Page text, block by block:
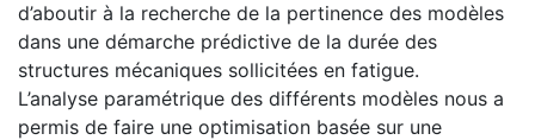
d’aboutir à la recherche de la pertinence des modèles
dans une démarche prédictive de la durée des
structures mécaniques sollicitées en fatigue.
L’analyse paramétrique des différents modèles nous a
permis de faire une optimisation basée sur une